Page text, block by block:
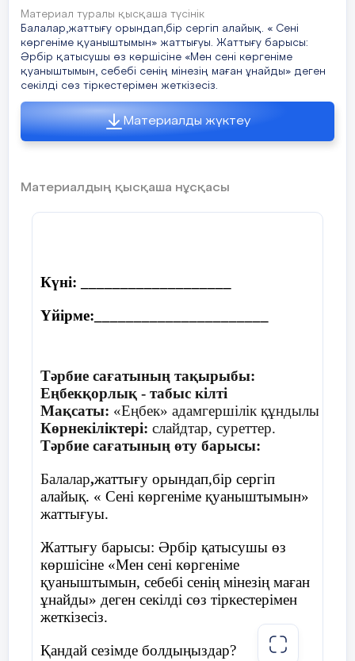
Материал туралы қысқаша түсінік
Балалар,жаттығу орындап,бір сергіп алайық. « Сені
көргеніме қуаныштымын» жаттығуы. Жаттығу барысы:
Әрбір қатысушы өз көршісіне «Мен сені көргеніме
қуаныштымын, себебі сенің мінезің маған ұнайды» деген
секілді сөз тіркестерімен жеткізесіз.
Материалды жүктеу
Материалдың қысқаша нұсқасы
Күні: ___________________
Үйірме:______________________
Тәрбие сағатының тақырыбы:
Еңбекқорлық - табыс кілті
Мақсаты: «Еңбек» адамгершілік құндылығы
Көрнекіліктері: слайдтар, суреттер.
Тәрбие сағатының өту барысы:
Балалар,жаттығу орындап,бір сергіп
алайық. « Сені көргеніме қуаныштымын»
жаттығуы.
Жаттығу барысы: Әрбір қатысушы өз
көршісіне «Мен сені көргеніме
қуаныштымын, себебі сенің мінезің маған
ұнайды» деген секілді сөз тіркестерімен
жеткізесіз.
Қандай сезімде болдыңыздар?